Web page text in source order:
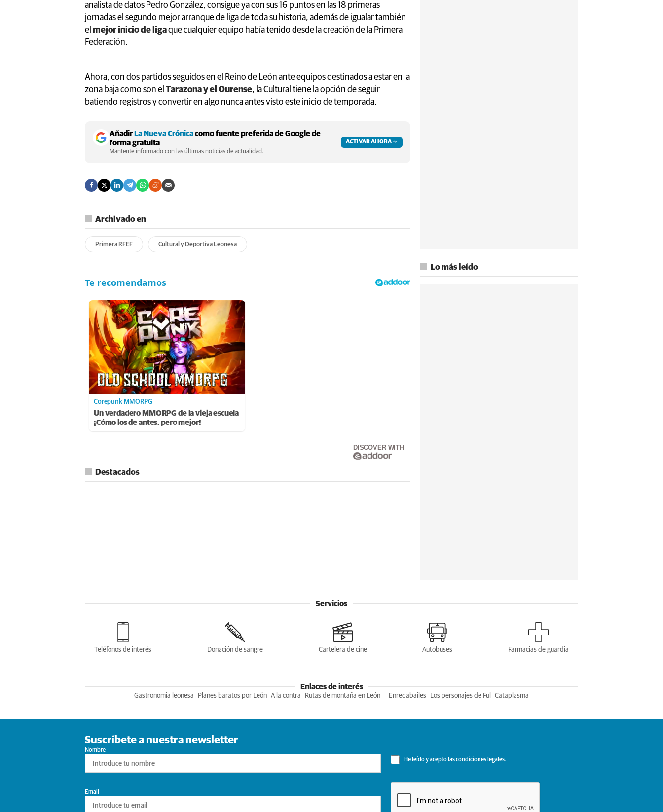
analista de datos Pedro González, consigue ya con sus 16 puntos en las 18 primeras
jornadas el segundo mejor arranque de liga de toda su historia, además de igualar también
el mejor inicio de ligaque cualquier equipo había tenido desde la creación de la Primera
Federación.
Ahora, con dos partidos seguidos en el Reino de León ante equipos destinados a estar en la
zona baja como son el Tarazona y el Ourense, la Cultural tiene la opción de seguir
batiendo registros y convertir en algo nunca antes visto este inicio de temporada.
AñadirLa Nueva Crónicacomo fuente preferida de Google de
forma gratuita
Mantente informado con las últimas noticias de actualidad.
ACTIVAR AHORA
Archivado en
Primera RFEF Cultural y Deportiva Leonesa
Corepunk MMORPG
Un verdadero MMORPG de la vieja escuela
¡Cómo los de antes, pero mejor!
DISCOVER WITH
Destacados
Lo más leído
Servicios
Teléfonos de interés Donación de sangre Cartelera de cine Autobuses Farmacias de guardia
Enlaces de interés
Gastronomia leonesa Planes baratos por León A la contra Rutas de montaña en León Enredabailes Los personajes de Ful Cataplasma
Suscríbete a nuestra newsletter
Nombre
He leído y acepto lascondiciones legales.
Email